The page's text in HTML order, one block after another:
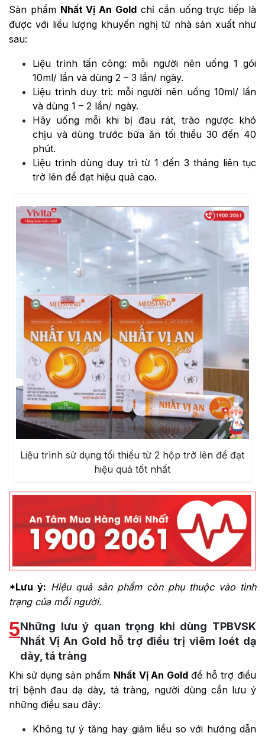
Sản phẩm Nhất Vị An Gold chỉ cần uống trực tiếp là
được với liều lượng khuyến nghị từ nhà sản xuất như
sau:
Liệu trình tấn công: mỗi người nên uống 1 gói
10ml/ lần và dùng 2 – 3 lần/ ngày.
Liệu trình duy trì: mỗi người nên uống 10ml/ lần
và dùng 1 – 2 lần/ ngày.
Hãy uống mỗi khi bị đau rát, trào ngược khó
chịu và dùng trước bữa ăn tối thiểu 30 đến 40
phút.
Liệu trình dùng duy trì từ 1 đến 3 tháng liên tục
trở lên để đạt hiệu quả cao.
Liệu trình sử dụng tối thiểu từ 2 hộp trở lên để đạt
hiệu quả tốt nhất
*Lưu ý: Hiệu quả sản phẩm còn phụ thuộc vào tình
trạng của mỗi người.
5Những lưu ý quan trọng khi dùng TPBVSK
Nhất Vị An Gold hỗ trợ điều trị viêm loét dạ
dày, tá tràng
Khi sử dụng sản phẩm Nhất Vị An Goldđể hỗ trợ điều
trị bệnh đau dạ dày, tá tràng, người dùng cần lưu ý
những điều sau đây:
Không tự ý tăng hay giảm liều so với hướng dẫn